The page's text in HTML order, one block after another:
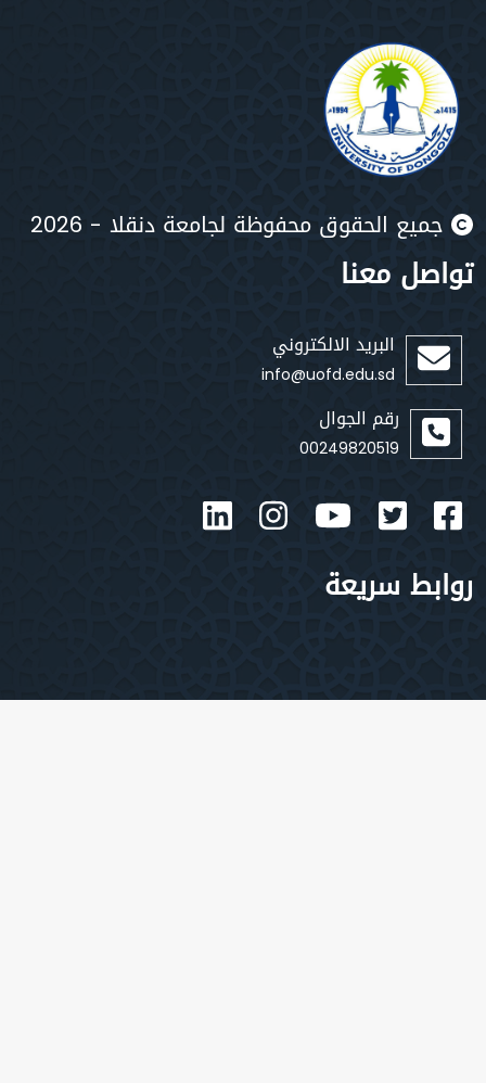
الحقوق محفوظة لجامعة دنقلا - 2026
معنا
البريد الالكتروني
info@uofd.edu.sd
رقم الجوال
00249820519
سريعة